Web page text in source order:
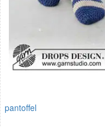
pantoffel